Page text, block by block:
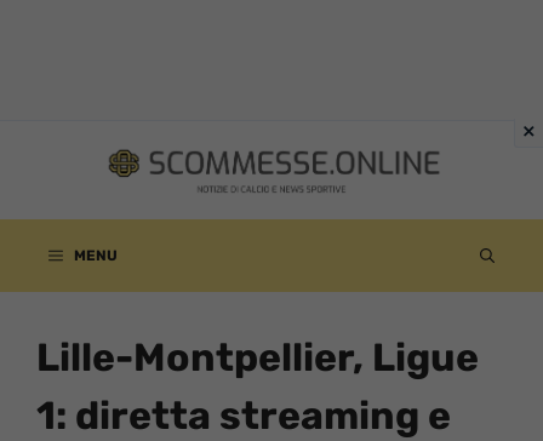
contenuto
MENU
Lille-Montpellier, Ligue
1: diretta streaming e